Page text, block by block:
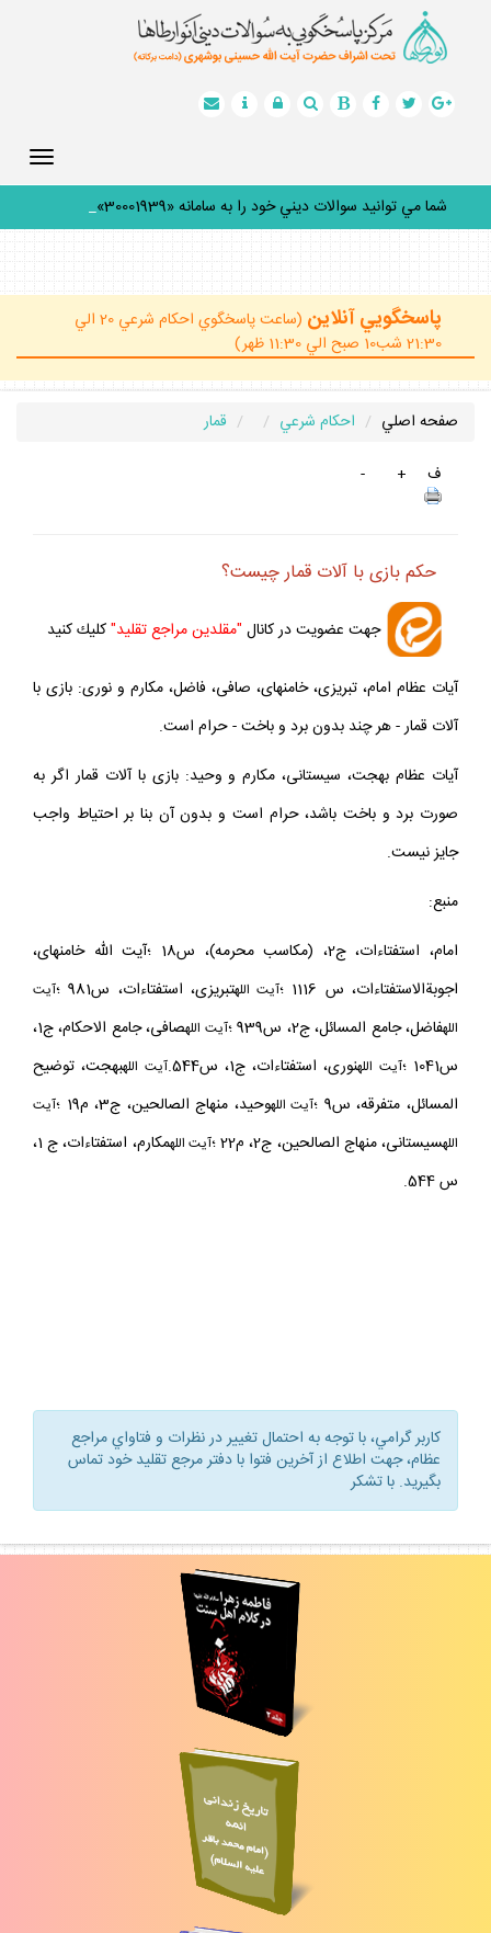
شما مي توانيد سوالات ديني خود را به سامانه «30001939» پ
پاسخگويي آنلاين
(ساعت پاسخگوي احكام شرعي 20 الي
21:30 شب10 صبح الي 11:30 ظهر)
صفحه اصلي احكام شرعي
قمار
ف
+
-
حكم بازى با آلات قمار چيست؟
جهت عضويت در كانال "مقلدين مراجع تقليد"كليك كنيد
آيات عظام امام، تبريزى، خامنه‏اى، صافى، فاضل، مكارم و نورى: بازى با
آلات قمار - هر چند بدون برد و باخت - حرام است.
آيات عظام بهجت، سيستانى، مكارم و وحيد: بازى با آلات قمار اگر به
صورت برد و باخت باشد، حرام است و بدون آن بنا بر احتياط واجب
جايز نيست.
منبع:
امام، استفتاءات، ج2، (مكاسب محرمه)، س18 ؛آيت الله خامنه‏اى،
اجوبةالاستفتاءات، س 1116 ؛
آيت اللهتبريزى، استفتاءات، س981 ؛
آيت
اللهفاضل، جامع المسائل، ج2، س939 ؛ آيت الله
صافى، جامع الاحكام، ج1،
س1041 ؛
آيت اللهنورى، استفتاءات، ج1، س544. آيت اللهبهجت، توضيح
المسائل، متفرقه، س9 ؛
آيت اللهوحيد، منهاج الصالحين، ج3، م19 ؛
آيت
اللهسيستانى، منهاج الصالحين، ج2، م22 ؛ آيت الله
مكارم، استفتاءات، ج 1،
س 544.
كاربر گرامي، با توجه به احتمال تغيير در نظرات و فتاواي مراجع
عظام، جهت اطلاع از آخرين فتوا با دفتر مرجع تقليد خود تماس
بگيريد. با تشكر